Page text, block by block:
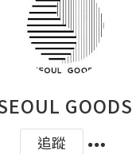
GOODS
追蹤